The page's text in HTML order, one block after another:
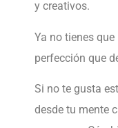
y creativos.
Ya no tienes
perfección que
Si no te gusta
desde tu mente